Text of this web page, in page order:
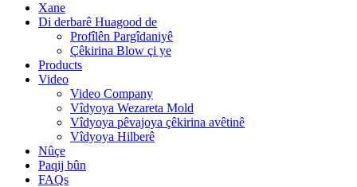
Xane
Di derbarê Huagood de
Profîlên Pargîdaniyê
Çêkirina Blow çi ye
Products
Video
Video Company
Vîdyoya Wezareta Mold
Vîdyoya pêvajoya çêkirina avêtinê
Vîdyoya Hilberê
Nûçe
Paqij bûn
FAQs